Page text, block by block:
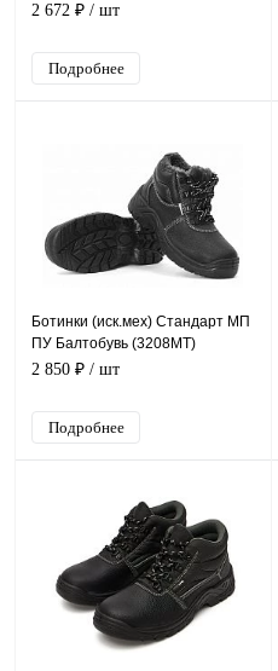
2 672 ₽ / шт
Подробнее
Ботинки (иск.мех) Стандарт МП
ПУ Балтобувь (3208МТ)
2 850 ₽ / шт
Подробнее